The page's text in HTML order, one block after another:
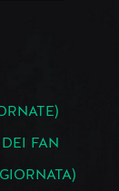
FAN